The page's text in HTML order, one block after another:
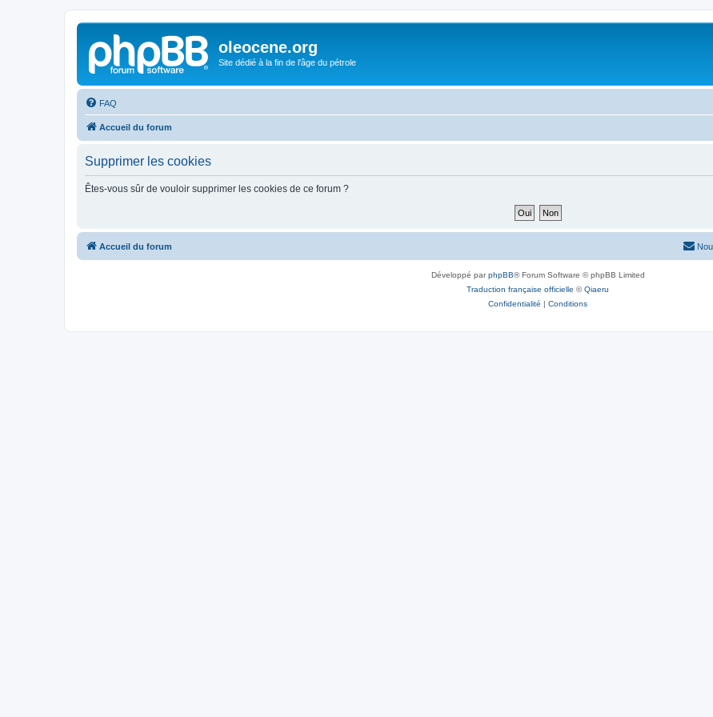
oleocene.org
Site dédié à la fin de l'âge du pétrole
FAQ
Accueil du forum
Supprimer les cookies
Êtes-vous sûr de vouloir supprimer les cookies de ce forum ?
Accueil du forum
Développé parphpBB® Forum Software © phpBB Limited
Traduction française officielle ©Qiaeru
Confidentialité | Conditions